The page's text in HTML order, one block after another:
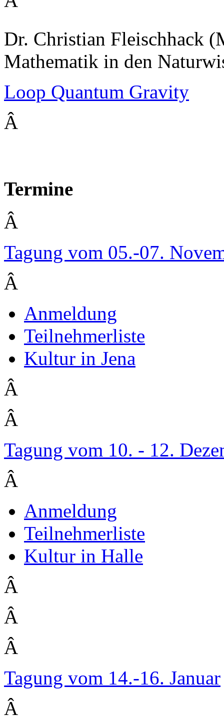
Dr. Christian Fleischhack
Mathematik in den
Loop Quantum Gravity
Â
Termine
Â
Tagung vom 05.-07.
Â
Anmeldung
Teilnehmerliste
Kultur in Jena
Â
Â
Tagung vom 10. - 12.
Â
Anmeldung
Teilnehmerliste
Kultur in Halle
Â
Â
Â
Tagung vom 14.-16. Januar
Â